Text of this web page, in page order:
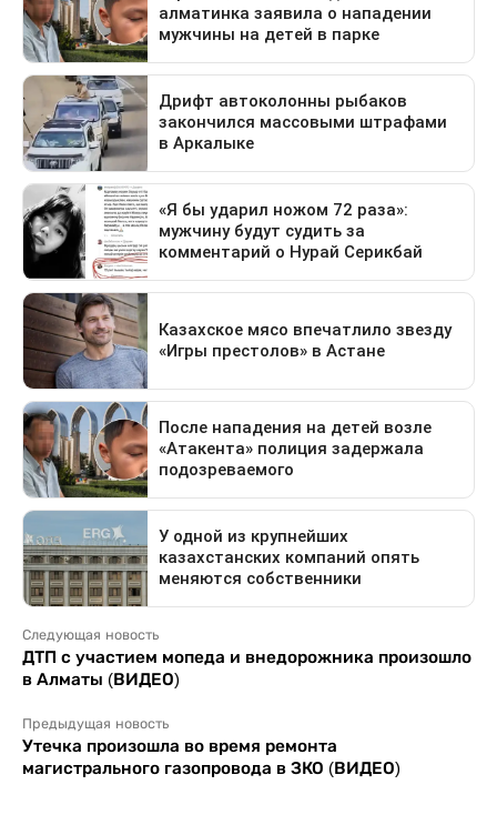
Следующая новость
ДТП с участием мопеда и внедорожника произошло
в Алматы (ВИДЕО)
Предыдущая новость
Утечка произошла во время ремонта
магистрального газопровода в ЗКО (ВИДЕО)